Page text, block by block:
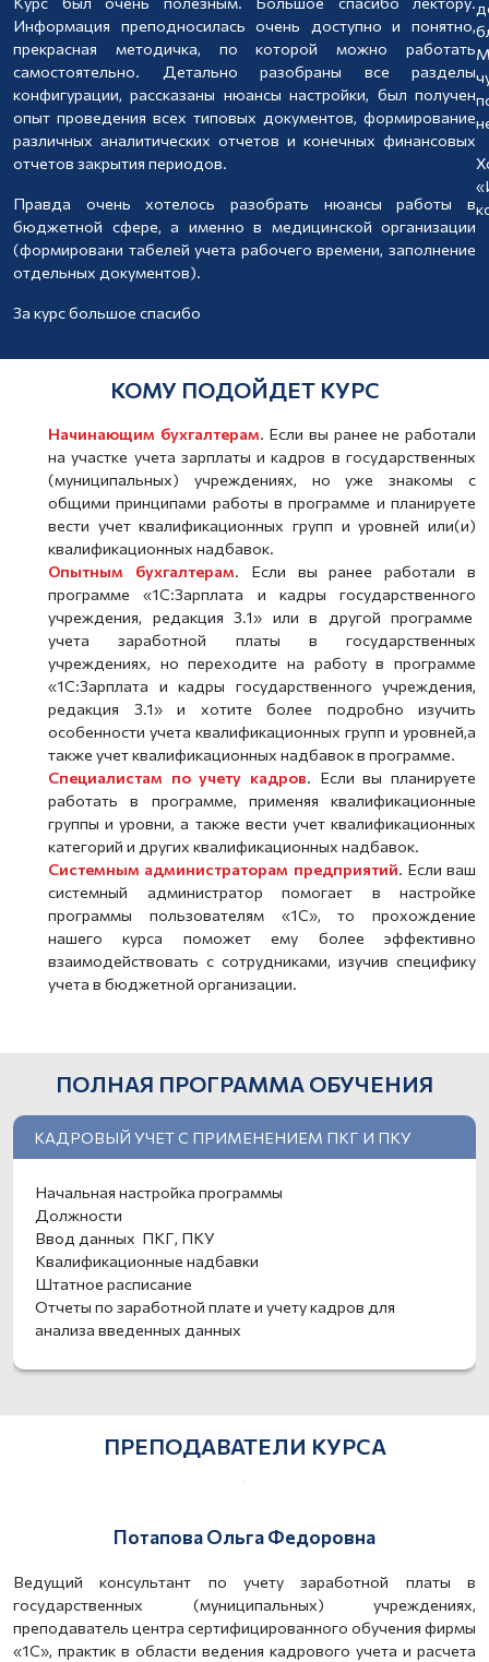
Информация преподносилась очень доступно и понятно,
прекрасная методичка, по которой можно работать
самостоятельно. Детально разобраны все разделы
конфигурации, рассказаны нюансы настройки, был получен
опыт проведения всех типовых документов, формирование
различных аналитических отчетов и конечных финансовых
отчетов закрытия периодов.
Правда очень хотелось разобрать нюансы работы в
бюджетной сфере, а именно в медицинской организации
(формировани табелей учета рабочего времени, заполнение
отдельных документов).
За курс большое спасибо
КОМУ ПОДОЙДЕТ КУРС
Начинающим бухгалтерам . Если вы ранее не работали
на участке учета зарплаты и кадров в государственных
(муниципальных) учреждениях, но уже знакомы с
общими принципами работы в программе и планируете
вести учет квалификационных групп и уровней или(и)
квалификационных надбавок.
Опытным бухгалтерам . Если вы ранее работали в
программе «1C:Зарплата и кадры государственного
учреждения, редакция 3.1» или в другой программе
учета заработной платы в государственных
учреждениях, но переходите на работу в программе
«1C:Зарплата и кадры государственного учреждения,
редакция 3.1» и хотите более подробно изучить
особенности учета квалификационных групп и уровней,а
также учет квалификационных надбавок в программе.
Специалистам по учету кадров . Если вы планируете
работать в программе, применяя квалификационные
группы и уровни, а также вести учет квалификационных
категорий и других квалификационных надбавок.
Системным администраторам предприятий . Если ваш
системный администратор помогает в настройке
программы пользователям «1С», то прохождение
нашего курса поможет ему более эффективно
взаимодействовать с сотрудниками, изучив специфику
учета в бюджетной организации.
ПОЛНАЯ ПРОГРАММА ОБУЧЕНИЯ
КАДРОВЫЙ УЧЕТ С ПРИМЕНЕНИЕМ ПКГ И ПКУ
Начальная настройка программы
Должности
Ввод данных ПКГ, ПКУ
Квалификационные надбавки
Штатное расписание
Отчеты по заработной плате и учету кадров для
анализа введенных данных
ПРЕПОДАВАТЕЛИ КУРСА
Потапова Ольга Федоровна
Ведущий консультант по учету заработной платы в
государственных (муниципальных) учреждениях,
преподаватель центра сертифицированного обучения фирмы
«1С», практик в области ведения кадрового учета и расчета